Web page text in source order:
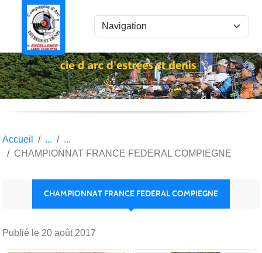
Accueil
CHAMPIONNAT FRANCE FEDERAL COMPIEGNE
CHAMPIONNAT FRANCE FEDERAL COMPIEGNE
Publié le 20 août 2017
Panneau de gestion des cookies